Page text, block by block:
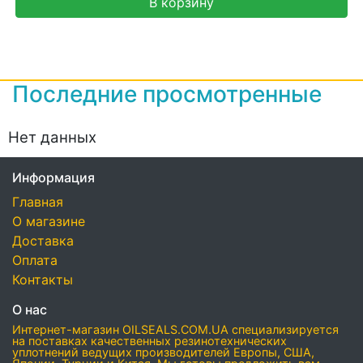
Последние просмотренные
Нет данных
Информация
Главная
О магазине
Доставка
Оплата
Контакты
О нас
Интернет-магазин OILSEALS.COM.UA специализируется
на поставках качественных резинотехнических
уплотнений ведущих производителей Европы, США,